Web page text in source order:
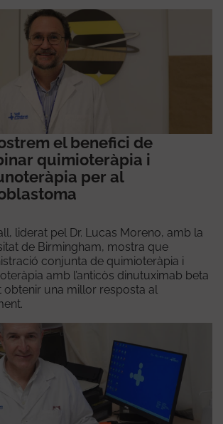
el benefici de
quimioteràpia i
per al
liderat pel Dr. Lucas Moreno, amb la
de Birmingham, mostra que
conjunta de quimioteràpia i
amb l’anticòs dinutuximab beta
obtenir una millor resposta al